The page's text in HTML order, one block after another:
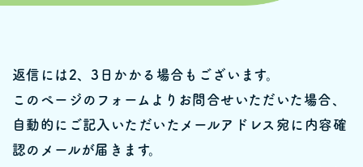
返信には2、3日かかる場合もございます。
このページのフォームよりお問合せいただいた場合、
自動的にご記入いただいたメールアドレス宛に内容確
認のメールが届きます。